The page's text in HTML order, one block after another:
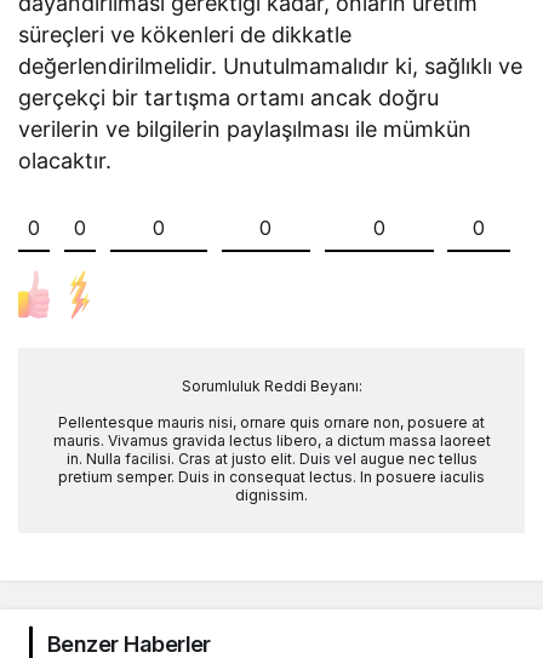
süreçleri ve kökenleri de dikkatle
değerlendirilmelidir. Unutulmamalıdır ki, sağlıklı ve
gerçekçi bir tartışma ortamı ancak doğru
verilerin ve bilgilerin paylaşılması ile mümkün
olacaktır.
0 0 0 0 0 0
Sorumluluk Reddi Beyanı:
Pellentesque mauris nisi, ornare quis ornare non, posuere at
mauris. Vivamus gravida lectus libero, a dictum massa laoreet
in. Nulla facilisi. Cras at justo elit. Duis vel augue nec tellus
pretium semper. Duis in consequat lectus. In posuere iaculis
dignissim.
Benzer Haberler